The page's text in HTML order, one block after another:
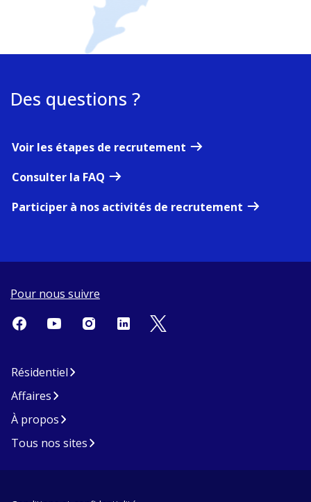
Des questions ?
Voir les étapes de recrutement
Consulter la FAQ
Participer à nos activités de recrutement
Pour nous suivre
Résidentiel
Affaires
À propos
Tous nos sites